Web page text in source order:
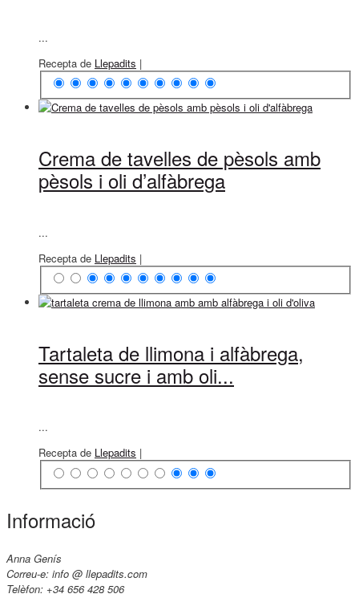
...
Recepta de Llepadits |
Crema de tavelles de pèsols amb
pèsols i oli d’alfàbrega
...
Recepta de Llepadits |
Tartaleta de llimona i alfàbrega,
sense sucre i amb oli...
...
Recepta de Llepadits |
Informació
Anna Genís
Correu-e: info @ llepadits.com
Telèfon: +34 656 428 506